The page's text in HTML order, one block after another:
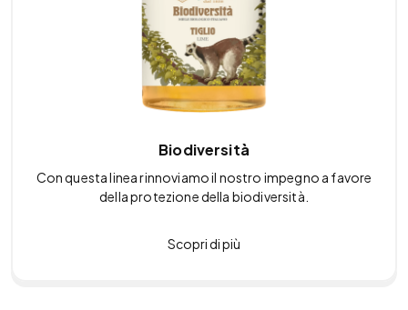
Biodiversità
Con questa linea rinnoviamo il nostro impegno a favore
della protezione della biodiversità.
Scopri di più